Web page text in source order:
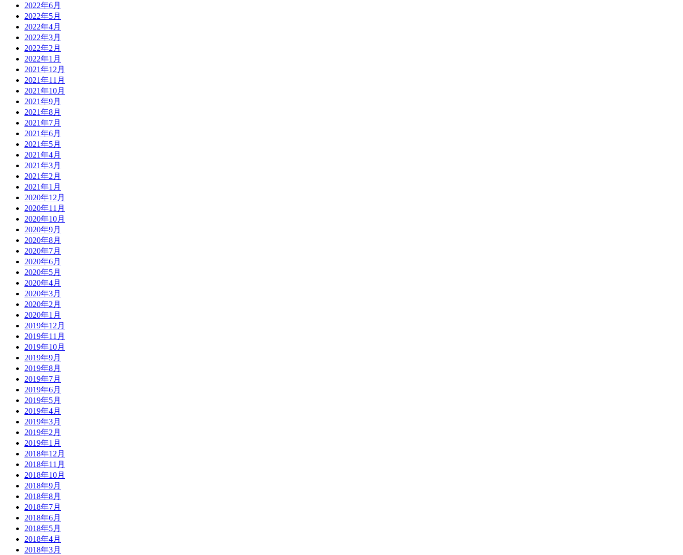
2022年6月
2022年5月
2022年4月
2022年3月
2022年2月
2022年1月
2021年12月
2021年11月
2021年10月
2021年9月
2021年8月
2021年7月
2021年6月
2021年5月
2021年4月
2021年3月
2021年2月
2021年1月
2020年12月
2020年11月
2020年10月
2020年9月
2020年8月
2020年7月
2020年6月
2020年5月
2020年4月
2020年3月
2020年2月
2020年1月
2019年12月
2019年11月
2019年10月
2019年9月
2019年8月
2019年7月
2019年6月
2019年5月
2019年4月
2019年3月
2019年2月
2019年1月
2018年12月
2018年11月
2018年10月
2018年9月
2018年8月
2018年7月
2018年6月
2018年5月
2018年4月
2018年3月